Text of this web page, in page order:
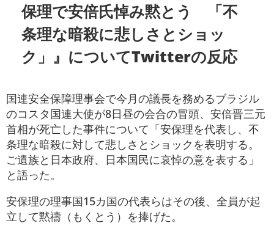
保理で安倍氏悼み黙とう 「不
条理な暗殺に悲しさとショッ
ク」』についてTwitterの反応
国連安全保障理事会で今月の議長を務めるブラジル
のコスタ国連大使が8日昼の会合の冒頭、安倍晋三元
首相が死亡した事件について「安保理を代表し、不
条理な暗殺に対して悲しさとショックを表明する。
ご遺族と日本政府、日本国民に哀悼の意を表する」
と語った。
安保理の理事国15カ国の代表らはその後、全員が起
立して黙禱（もくとう）を捧げた。